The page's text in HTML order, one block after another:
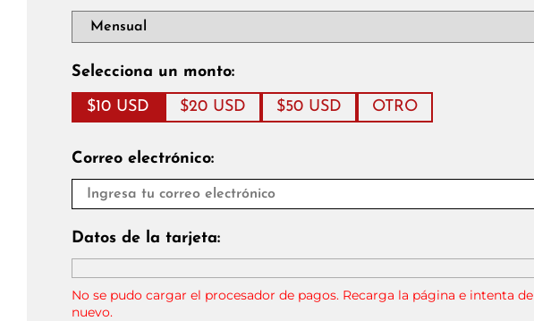
Selecciona un monto:
$10 USD $20 USD $50 USD OTRO
Correo electrónico:
Datos de la tarjeta:
No se pudo cargar el procesador de pagos. Recarga la página e intenta de
nuevo.